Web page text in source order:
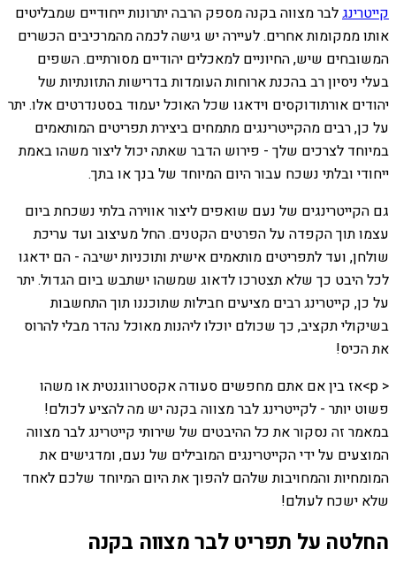
קייטרינגלבר מצווה בקנה מספק הרבה יתרונות ייחודיים שמבליטים
אותו ממקומות אחרים. לעיירה יש גישה לכמה מהמרכיבים הכשרים
המשובחים שיש, החיוניים למאכלים יהודיים מסורתיים. השפים
בעלי ניסיון רב בהכנת ארוחות העומדות בדרישות התזונתיות של
יהודים אורתודוקסים וידאגו שכל האוכל יעמוד בסטנדרטים אלו. יתר
על כן, רבים מהקייטרינגים מתמחים ביצירת תפריטים המותאמים
במיוחד לצרכים שלך - פירוש הדבר שאתה יכול ליצור משהו באמת
ייחודי ובלתי נשכח עבור היום המיוחד של בנך או בתך.
גם הקייטרינגים של נעם שואפים ליצור אווירה בלתי נשכחת ביום
עצמו תוך הקפדה על הפרטים הקטנים. החל מעיצוב ועד עריכת
שולחן, ועד לתפריטים מותאמים אישית ותוכניות ישיבה - הם ידאגו
לכל היבט כך שלא תצטרכו לדאוג שמשהו ישתבש ביום הגדול. יתר
על כן, קייטרינג רבים מציעים חבילות שתוכננו תוך התחשבות
בשיקולי תקציב, כך שכולם יוכלו ליהנות מאוכל נהדר מבלי להרוס
את הכיס!
< p>אז בין אם אתם מחפשים סעודה אקסטרווגנטית או משהו
פשוט יותר - לקייטרינג לבר מצווה בקנה יש מה להציע לכולם!
במאמר זה נסקור את כל ההיבטים של שירותי קייטרינג לבר מצווה
המוצעים על ידי הקייטרינגים המובילים של נעם, ומדגישים את
המומחיות והמחויבות שלהם להפוך את היום המיוחד שלכם לאחד
שלא ישכח לעולם!
החלטה על תפריט לבר מצווה בקנה